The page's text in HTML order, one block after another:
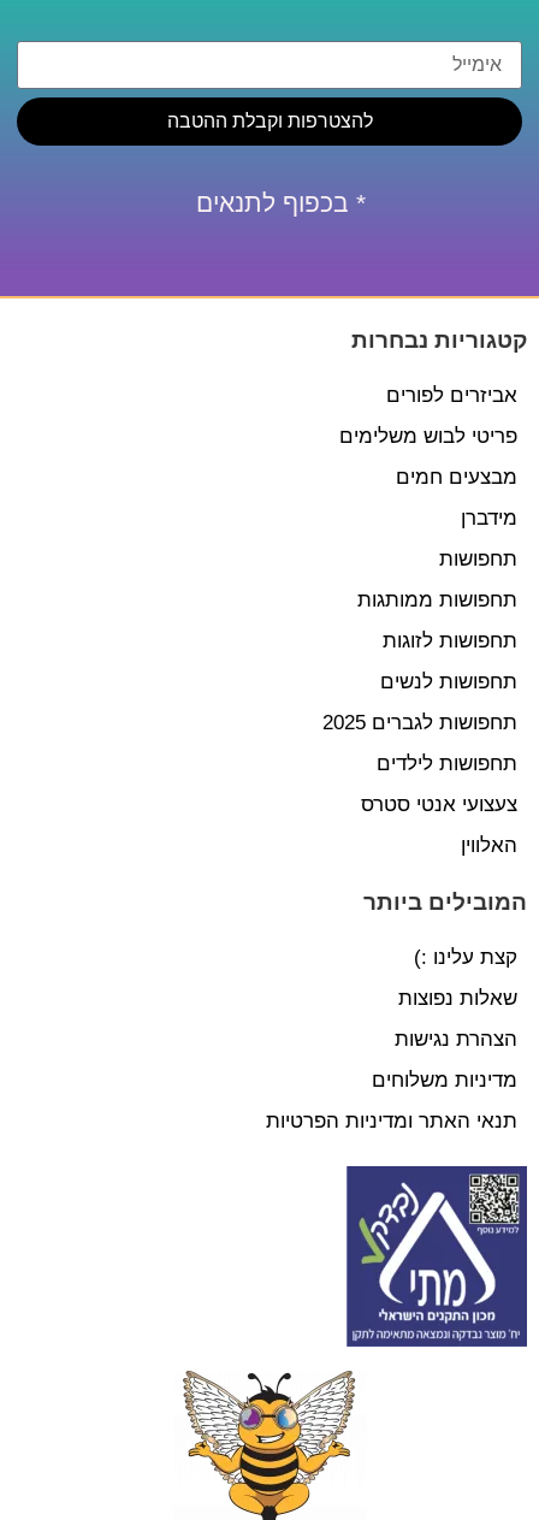
להצטרפות וקבלת ההטבה
* בכפוף לתנאים
קטגוריות נבחרות
אביזרים לפורים
פריטי לבוש משלימים
מבצעים חמים
מידברן
תחפושות
תחפושות ממותגות
תחפושות לזוגות
תחפושות לנשים
תחפושות לגברים 2025
תחפושות לילדים
צעצועי אנטי סטרס
האלווין
המובילים ביותר
קצת עלינו :)
שאלות נפוצות
הצהרת נגישות
מדיניות משלוחים
תנאי האתר ומדיניות הפרטיות